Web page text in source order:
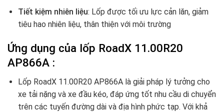
Tiết kiệm nhiên liệu: Lốp được tối ưu lực cản lăn, giảm
tiêu hao nhiên liệu, thân thiện với môi trường
Ứng dụng của lốp RoadX 11.00R20
AP866A :
Lốp RoadX 11.00R20 AP866A là giải pháp lý tưởng cho
xe tải nặng và xe đầu kéo, đáp ứng tốt nhu cầu di chuyển
trên các tuyến đường dài và địa hình phức tạp. Với khả